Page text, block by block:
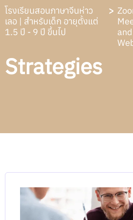
โรงเรียนสอนภาษาจีนห่าว
เลอ | สำหรับเด็ก อายุตั้งแต่
1.5 ปี - 9 ปี ขึ้นไป
and
Strategies